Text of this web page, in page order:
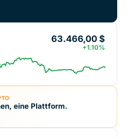
63.466,00 $
+1.10%
eine Plattform.